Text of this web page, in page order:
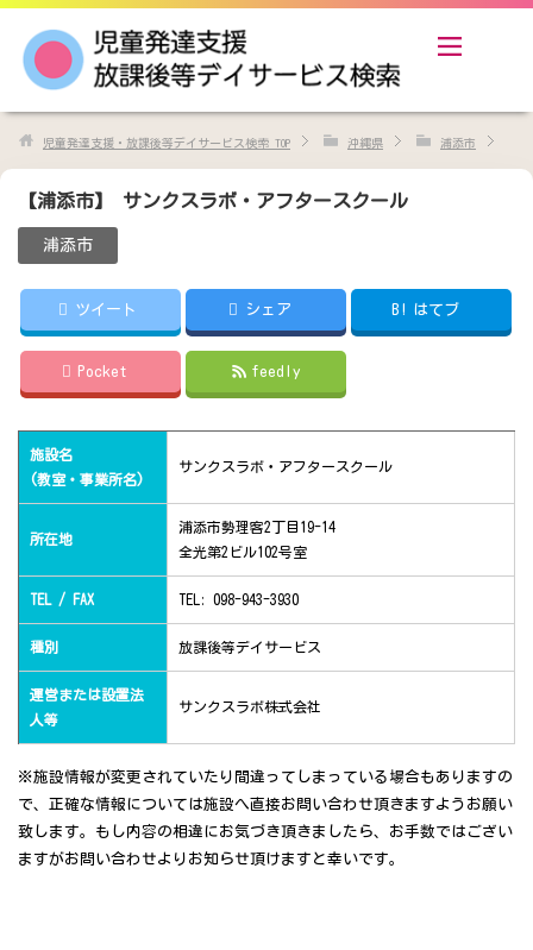
児童発達支援・放課後等デイサービス検索 TOP 沖縄県 浦添市
【浦添市】 サンクスラボ・アフタースクール
浦添市
ツイート シェア B! はてブ
Pocket feedly
施設名
(教室・事業所名)
サンクスラボ・アフタースクール
所在地
浦添市勢理客2丁目19-14
全光第2ビル102号室
TEL / FAX TEL: 098-943-3930
種別 放課後等デイサービス
運営または設置法
人等
サンクスラボ株式会社
※施設情報が変更されていたり間違ってしまっている場合もありますの
で、正確な情報については施設へ直接お問い合わせ頂きますようお願い
致します。もし内容の相違にお気づき頂きましたら、お手数ではござい
ますがお問い合わせよりお知らせ頂けますと幸いです。